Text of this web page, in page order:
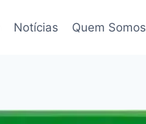
Notícias Quem Somos